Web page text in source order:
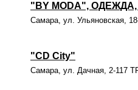
"BY MODA",
Самара, ул. Ульяновская,
"CD City"
Самара, ул. Дачная, 2-117